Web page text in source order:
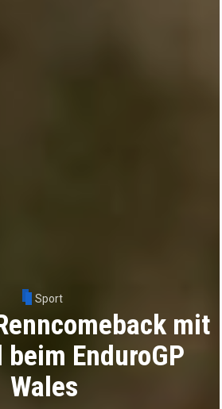
Sport
mit neuem ZX
und
Plänen